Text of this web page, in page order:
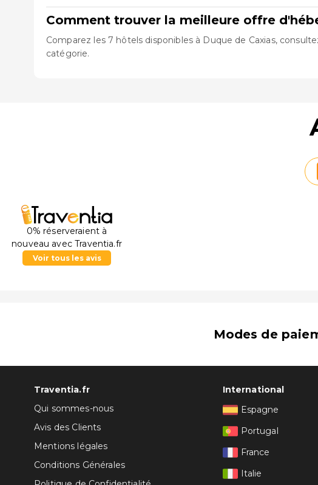
Comment trouver la meilleure offre
Comparez les 7 hôtels disponibles à Duque de Caxias,
catégorie.
0% réserveraient à
nouveau avec Traventia.fr
Voir tous les avis
Modes de
Traventia.fr
Qui sommes-nous
Avis des Clients
Mentions légales
Conditions Générales
International
Espagne
Portugal
France
Italie